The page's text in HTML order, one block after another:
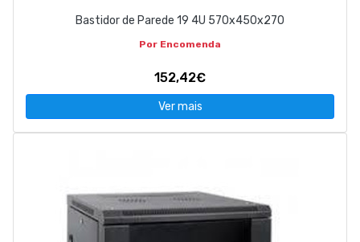
Bastidor de Parede 19 4U 570x450x270
Por Encomenda
152,42€
Ver mais